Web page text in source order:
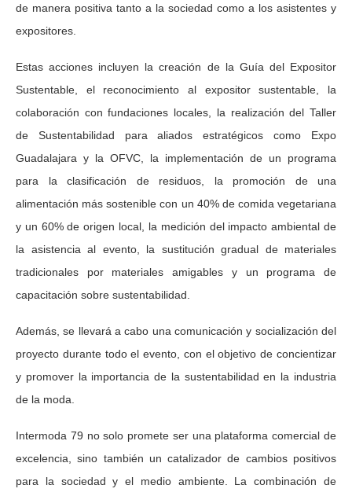
de manera positiva tanto a la sociedad como a los asistentes y
expositores.
Estas acciones incluyen la creación de la Guía del Expositor
Sustentable, el reconocimiento al expositor sustentable, la
colaboración con fundaciones locales, la realización del Taller
de Sustentabilidad para aliados estratégicos como Expo
Guadalajara y la OFVC, la implementación de un programa
para la clasificación de residuos, la promoción de una
alimentación más sostenible con un 40% de comida vegetariana
y un 60% de origen local, la medición del impacto ambiental de
la asistencia al evento, la sustitución gradual de materiales
tradicionales por materiales amigables y un programa de
capacitación sobre sustentabilidad.
Además, se llevará a cabo una comunicación y socialización del
proyecto durante todo el evento, con el objetivo de concientizar
y promover la importancia de la sustentabilidad en la industria
de la moda.
Intermoda 79 no solo promete ser una plataforma comercial de
excelencia, sino también un catalizador de cambios positivos
para la sociedad y el medio ambiente. La combinación de